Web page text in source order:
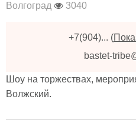
Волгоград 3040
+7(904)... (
bastet-
Шоу на торжествах,
Волжский.